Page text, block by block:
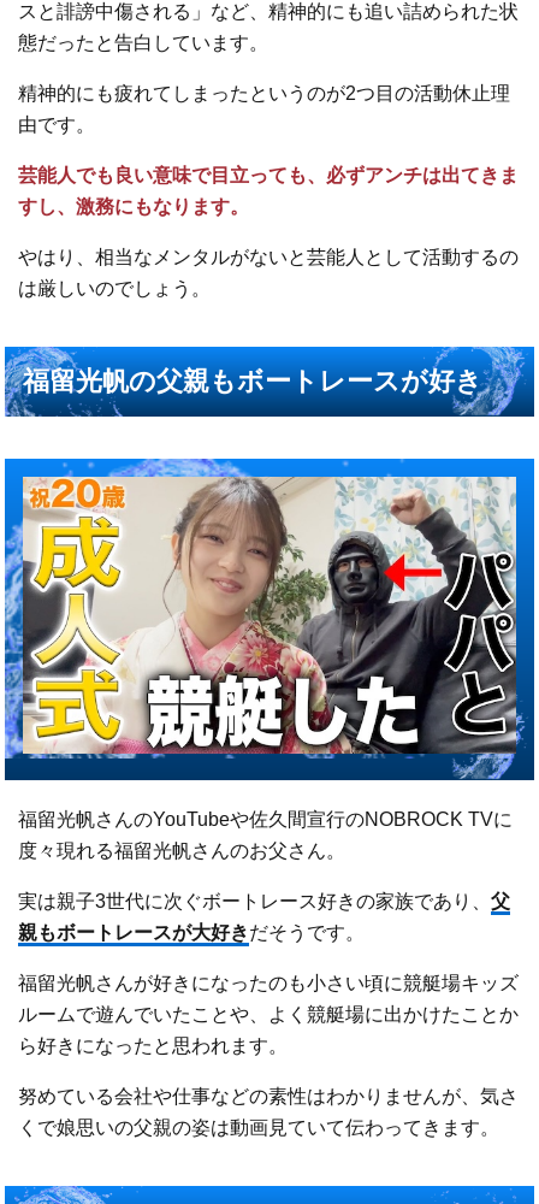
スと誹謗中傷される」など、精神的にも追い詰められた状
態だったと告白しています。
精神的にも疲れてしまったというのが2つ目の活動休止理
由です。
芸能人でも良い意味で目立っても、必ずアンチは出てきま
すし、激務にもなります。
やはり、相当なメンタルがないと芸能人として活動するの
は厳しいのでしょう。
福留光帆の父親もボートレースが好き
福留光帆さんのYouTubeや佐久間宣行のNOBROCK TVに
度々現れる福留光帆さんのお父さん。
実は親子3世代に次ぐボートレース好きの家族であり、父
親もボートレースが大好きだそうです。
福留光帆さんが好きになったのも小さい頃に競艇場キッズ
ルームで遊んでいたことや、よく競艇場に出かけたことか
ら好きになったと思われます。
努めている会社や仕事などの素性はわかりませんが、気さ
くで娘思いの父親の姿は動画見ていて伝わってきます。